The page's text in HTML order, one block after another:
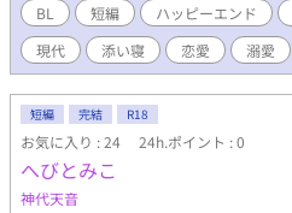
BL 短編 ハッピーエンド
現代
添い寝 恋愛 溺愛
短編 完結 R18
お気に入り : 24 24h.ポイント : 0
へびとみこ
神代天音